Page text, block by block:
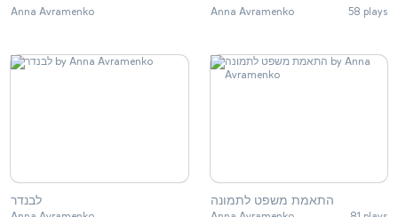
Anna Avramenko Anna Avramenko 58 plays
לבנדר התאמת משפט לתמונה